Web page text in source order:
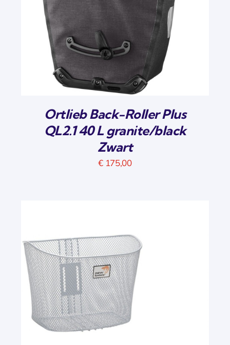
Ortlieb Back-Roller Plus
QL2.1 40 L granite/black
Zwart
€175,00